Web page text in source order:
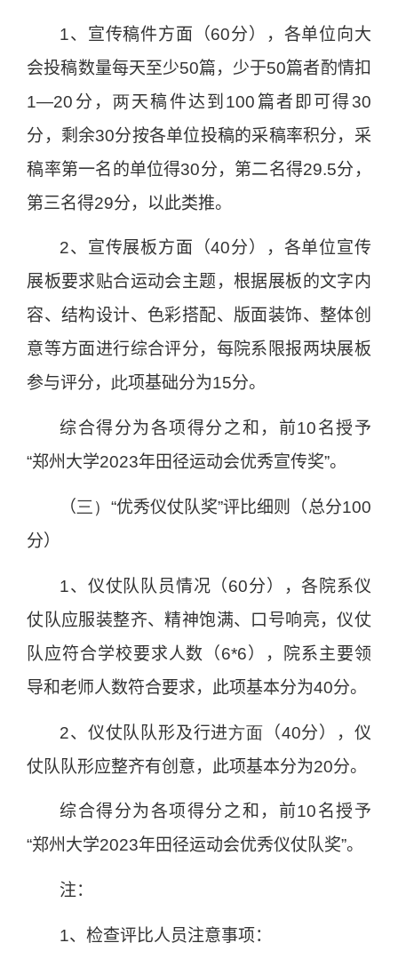
1、宣传稿件方面（60分），各单位向大
会投稿数量每天至少50篇，少于50篇者酌情扣
1—20 分， 两天稿件达到 100篇者即可得30
分，剩余30分按各单位投稿的采稿率积分，采
稿率第一名的单位得30分，第二名得29.5分，
第三名得29分，以此类推。
2、宣传展板方面（40分），各单位宣传
展板要求贴合运动会主题，根据展板的文字内
容、结构设计、色彩搭配、版面装饰、整体创
意等方面进行综合评分，每院系限报两块展板
参与评分， 此项基础分为15分。
综合得分为各项得分之和，前10名授予
“郑州大学2023年田径运动会优秀宣传奖”。
（三） “优秀仪仗队奖”评比细则（总分100
分）
1、仪仗队队员情况（60分），各院系仪
仗队应服装整齐、精神饱满、口号响亮，仪仗
队应符合学校要求人数（6*6），院系主要领
导和老师人数符合要求，此项基本分为40分。
2、仪仗队队形及行进方面 （40分），仪
仗队队形应整齐有创意，此项基本分为20分。
综合得分为各项得分之和，前10名授予
“郑州大学2023年田径运动会优秀仪仗队奖”。
注：
1、检查评比人员注意事项：